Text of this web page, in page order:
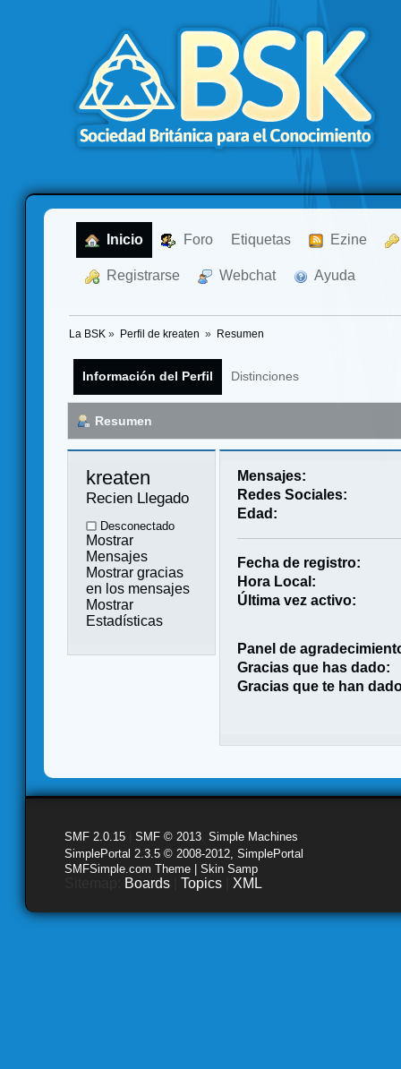
Inicio Foro Etiquetas Ezine
Registrarse Webchat Ayuda
La BSK » Perfil de kreaten » Resumen
Información del Perfil Distinciones
Resumen
kreaten
Recien Llegado
Desconectado
Mostrar
Mensajes
Mostrar gracias
en los mensajes
Mostrar
Estadísticas
Mensajes:
Redes Sociales:
Edad:
Fecha de registro:
Hora Local:
Última vez activo:
Panel de
Gracias que has dado:
Gracias que te han
SMF 2.0.15 SMF © 2013 Simple Machines
SimplePortal 2.3.5 © 2008-2012, SimplePortal
SMFSimple.com Theme | Skin Samp
Boards Topics XML